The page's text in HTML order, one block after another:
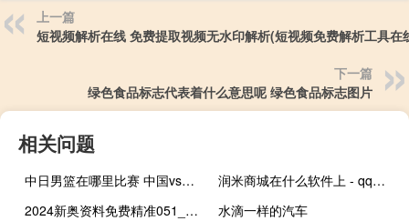
上一篇
短视频解析在线 免费提取视频无水印解析(短视频免费解析工具在
下一篇
绿色食品标志代表着什么意思呢 绿色食品标志图片
相关问题
中日男篮在哪里比赛 中国vs日本篮球比赛
润米商城在什么软件上 - qq刷网站全网最低价啊 24小时秒单业务网站
2024新奥资料免费精准051_智能AI深度解析_百度大脑版A12.31.762
水滴一样的汽车